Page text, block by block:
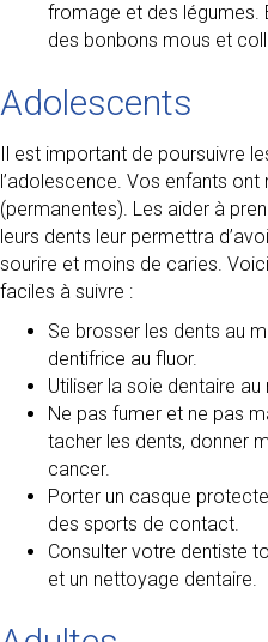
fromage et des légumes.
des bonbons mous et
Adolescents
Il est important de poursuivre
l’adolescence. Vos enfants
(permanentes). Les aider à
leurs dents leur permettra
sourire et moins de caries.
faciles à suivre :
Se brosser les dents au
dentifrice au fluor.
Utiliser la soie dentaire
Ne pas fumer et ne pas
tacher les dents, donner
cancer.
Porter un casque
des sports de contact.
Consulter votre dentiste
et un nettoyage dentaire.